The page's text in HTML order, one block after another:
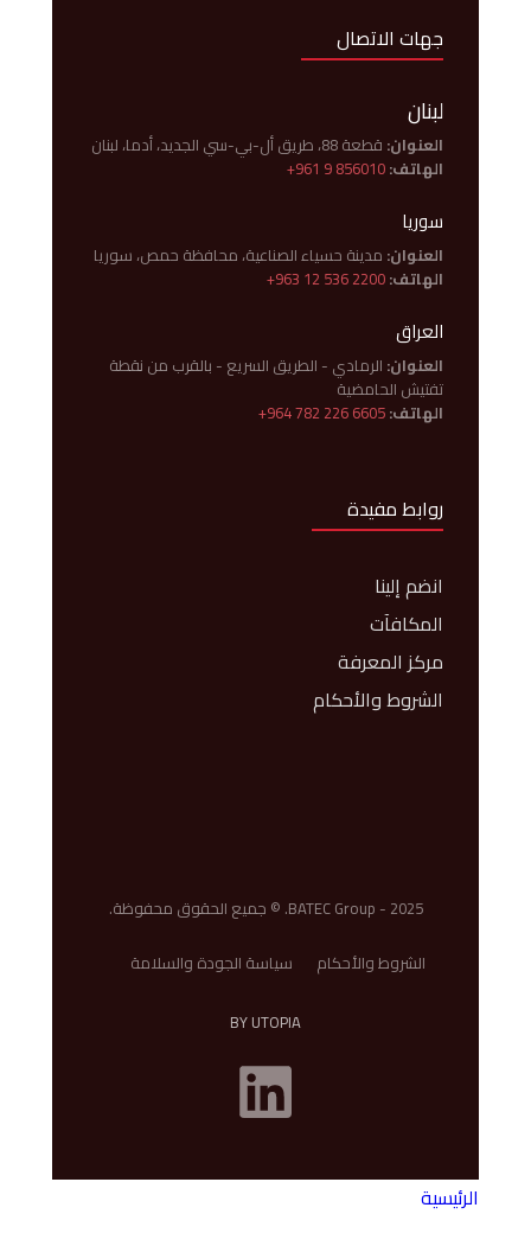
جهات الاتصال
لبنان
العنوان: قطعة 88، طريق أل-بي-سي الجديد، أدما، لبنان
الهاتف:+961 9 856010
سوريا
العنوان: مدينة حسياء الصناعية، محافظة حمص، سوريا
الهاتف:+963 12 536 2200
العراق
العنوان: الرمادي - الطريق السريع - بالقرب من نقطة
تفتيش الحامضية
الهاتف:+964 782 226 6605
روابط مفيدة
انضم إلينا
المكافآت
مركز المعرفة
الشروط والأحكام
BATEC Group - 2025. © جميع الحقوق محفوظة.
الشروط والأحكام
سياسة الجودة والسلامة
BY UTOPIA
الرئيسية